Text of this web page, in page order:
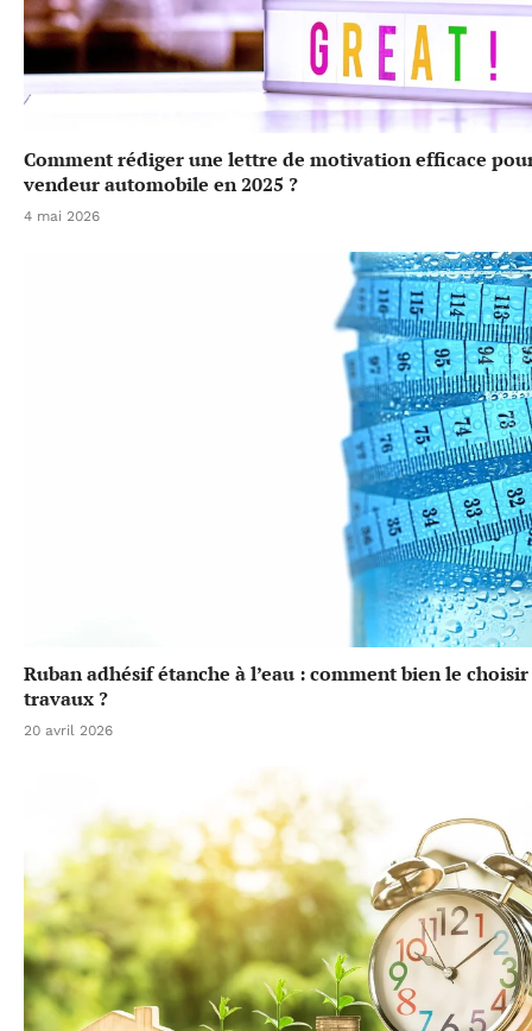
Comment rédiger une lettre de motivation efficace
vendeur automobile en 2025 ?
4 mai 2026
Ruban adhésif étanche à l’eau : comment bien le
travaux ?
20 avril 2026